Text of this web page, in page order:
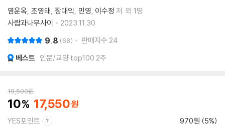
염운옥 조영태 장대익 민영 이수정 저 외 1명
사람과나무사이
2023.11.30.
9.8 68 판매지수 24
베스트 인문/교양 top100 2주
19,500원
10 17,550
YES포인트 970원 (5%)